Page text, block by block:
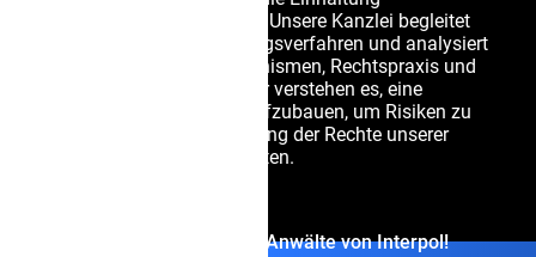
internationaler Standards. Unsere Kanzlei begleitet
Mandanten in Auslieferungsverfahren und analysiert
sorgfältig Vertragsmechanismen, Rechtspraxis und
individuelle Umstände. Wir verstehen es, eine
wirksame Verteidigung aufzubauen, um Risiken zu
minimieren und die Wahrung der Rechte unserer
Mandanten zu gewährleisten.
Kontaktieren Sie die Anwälte von Interpol!